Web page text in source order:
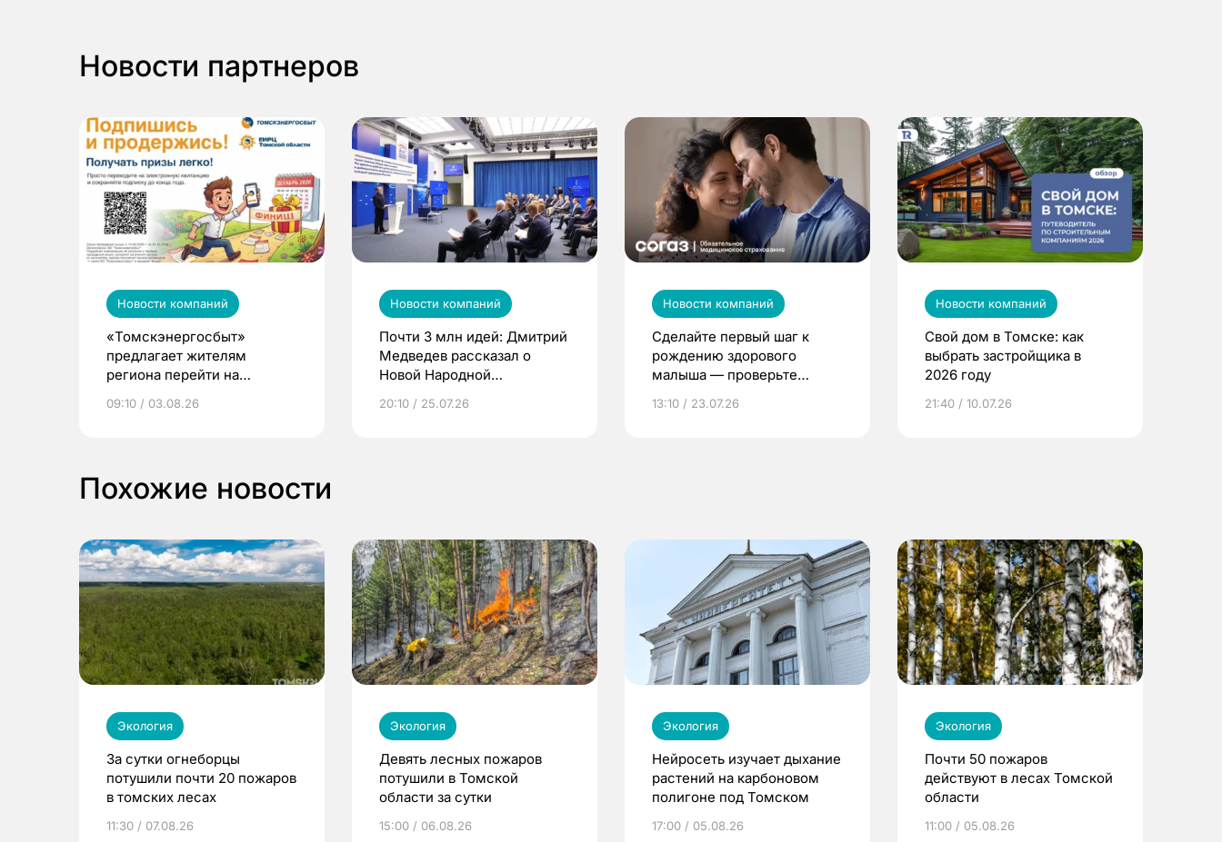
Новости партнеров
Новости компаний
«Томскэнергосбыт»
предлагает жителям
региона перейти на
выиграть призы
09:10 / 03.08.26
Новости компаний
Почти 3 млн идей: Дмитрий
Медведев рассказал о
Новой Народной
20:10 / 25.07.26
Новости компаний
Сделайте первый шаг к
рождению здорового
малыша — проверьте
по ОМС!
13:10 / 23.07.26
Новости компаний
Свой дом в Томске: как
выбрать застройщика в
2026 году
21:40 / 10.07.26
Похожие новости
Экология
За сутки огнеборцы
потушили почти 20 пожаров
в томских лесах
11:30 / 07.08.26
Экология
Девять лесных пожаров
потушили в Томской
области за сутки
15:00 / 06.08.26
Экология
Нейросеть изучает дыхание
растений на карбоновом
полигоне под Томском
17:00 / 05.08.26
Экология
Почти 50 пожаров
действуют в лесах Томской
области
11:00 / 05.08.26